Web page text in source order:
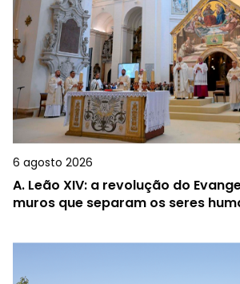
6 agosto 2026
A. Leão XIV: a revolução do
muros que separam os seres